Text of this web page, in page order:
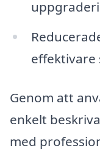
effektivare
Genom att
enkelt
med